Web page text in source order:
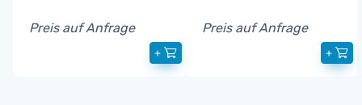
Preis auf Anfrage
+
Preis auf Anfrage
+